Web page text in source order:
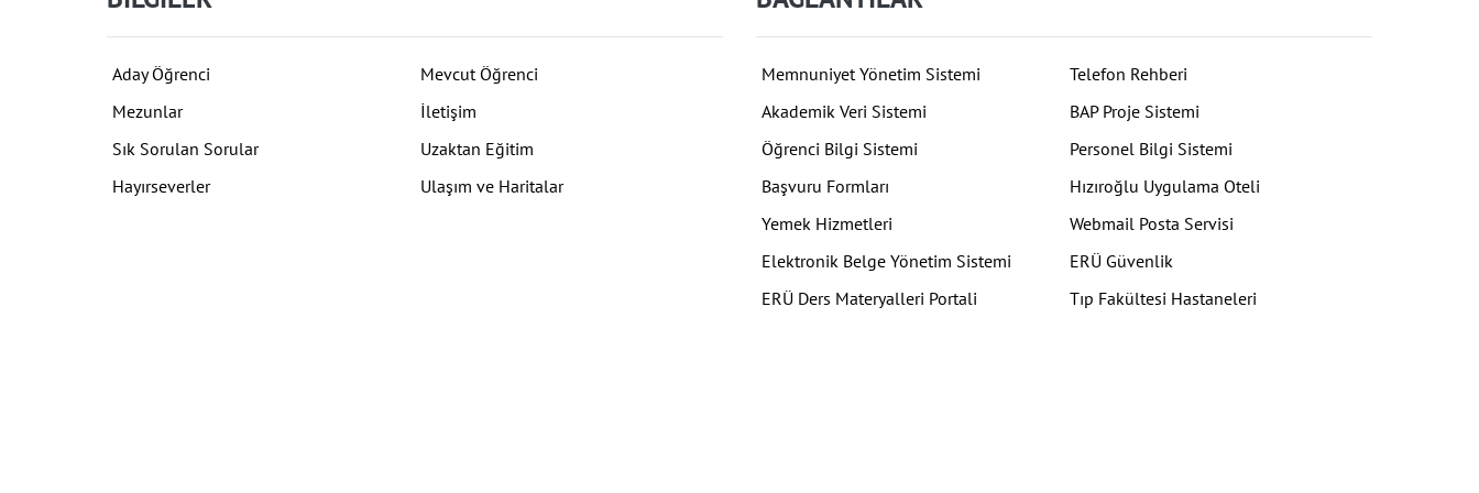
Aday Öğrenci
Mevcut Öğrenci
Mezunlar
İletişim
Sık Sorulan Sorular
Uzaktan Eğitim
Hayırseverler
Ulaşım ve Haritalar
Memnuniyet Yönetim Sistemi
Telefon Rehberi
Akademik Veri Sistemi
BAP Proje Sistemi
Öğrenci Bilgi Sistemi
Personel Bilgi Sistemi
Başvuru Formları
Hızıroğlu Uygulama Oteli
Yemek Hizmetleri
Webmail Posta Servisi
Elektronik Belge Yönetim Sistemi
ERÜ Güvenlik
ERÜ Ders Materyalleri Portali
Tıp Fakültesi Hastaneleri